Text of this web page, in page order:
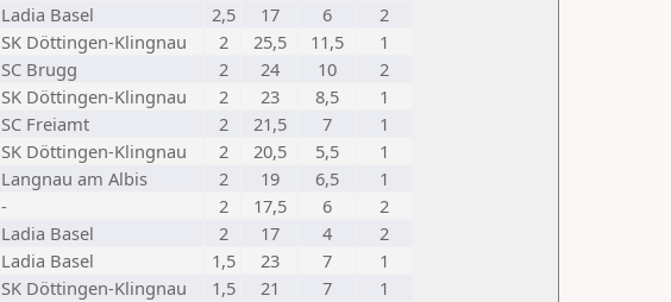
Ladia Basel 2,5 17 6
2
SK Döttingen-Klingnau 2 25,5 11,5
1
SC Brugg 2 24 10
2
SK Döttingen-Klingnau 2 23 8,5
1
SC Freiamt 2 21,5 7
1
SK Döttingen-Klingnau 2 20,5 5,5
1
Langnau am Albis 2 19 6,5
1
- 2 17,5 6
2
Ladia Basel 2 17 4
2
Ladia Basel 1,5 23 7
1
SK Döttingen-Klingnau 1,5 21 7
1